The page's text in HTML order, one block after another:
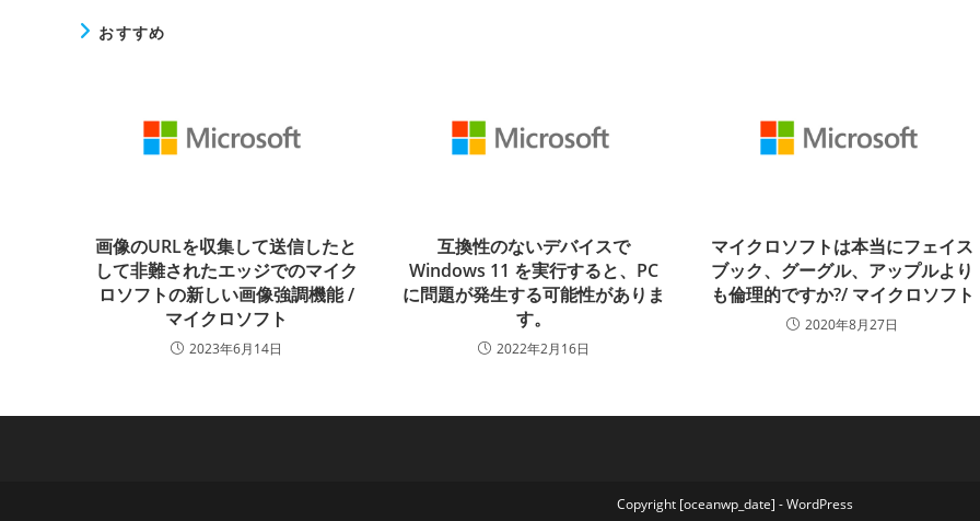
おすすめ
画像のURLを収集して送信したと
して非難されたエッジでのマイク
ロソフトの新しい画像強調機能 /
マイクロソフト
2023年6月14日
互換性のないデバイスで
Windows 11 を実行すると、PC
に問題が発生する可能性がありま
す。
2022年2月16日
マイクロソフトは本当にフェイス
ブック、グーグル、アップルより
も倫理的ですか?/ マイクロソフト
2020年8月27日
Copyright [oceanwp_date] - WordPress